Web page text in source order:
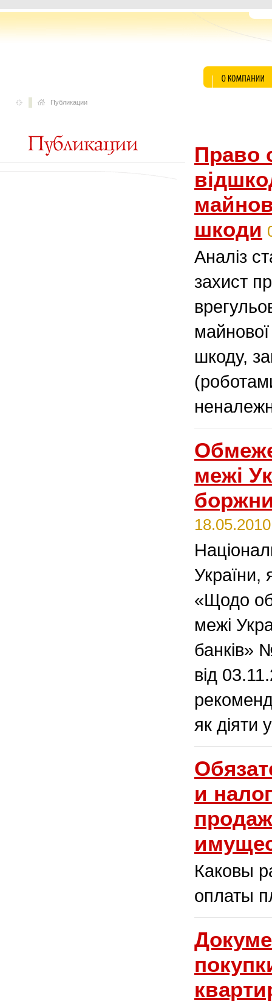
Публикации
Право
шкоди
Аналіз
захист
майнової
шкоду,
межі
18.05.2010
України,
«Щодо
межі
банків»
від
як діяти
и
Каковы
оплаты